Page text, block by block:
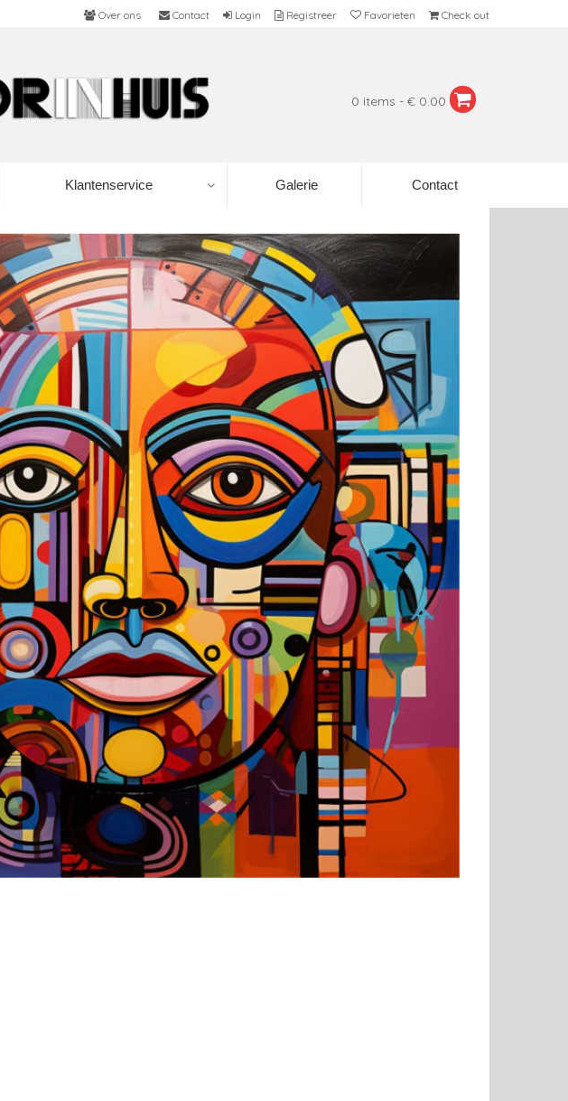
Over ons Contact Login Registreer Favorieten Check out
0 items - € 0.00
Klantenservice Galerie Contact